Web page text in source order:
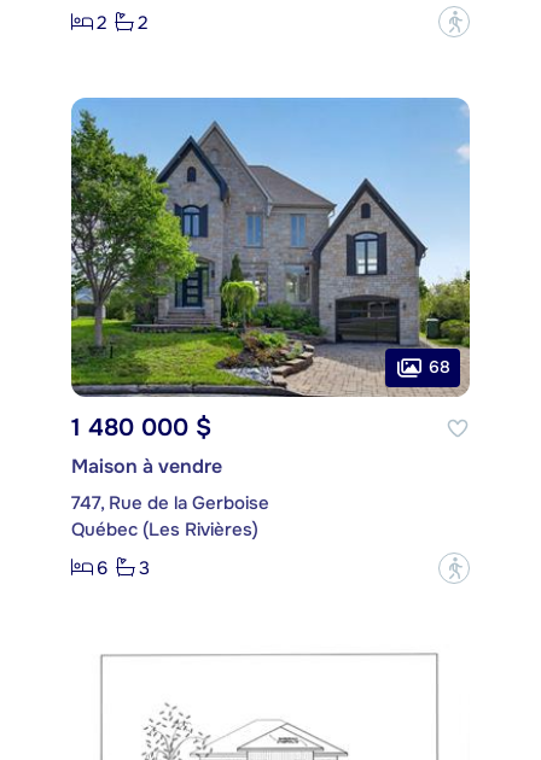
2
2 ?
68
1 480 000 $
Maison à vendre
747, Rue de la Gerboise
Québec (Les Rivières)
6
3 ?